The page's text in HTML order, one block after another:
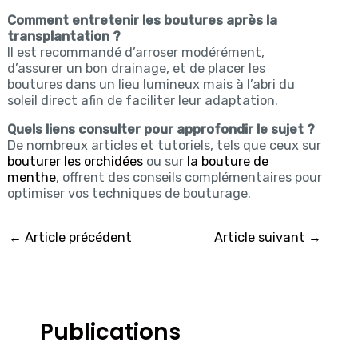
Comment entretenir les boutures après la
transplantation ?
Il est recommandé d’arroser modérément,
d’assurer un bon drainage, et de placer les
boutures dans un lieu lumineux mais à l’abri du
soleil direct afin de faciliter leur adaptation.
Quels liens consulter pour approfondir le sujet ?
De nombreux articles et tutoriels, tels que ceux sur
bouturer les orchidéesou sur la bouture de
menthe, offrent des conseils complémentaires pour
optimiser vos techniques de bouturage.
← Article précédent Article suivant →
Publications